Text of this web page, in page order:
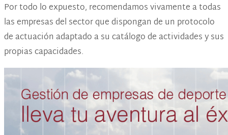
Por todo lo expuesto, recomendamos vivamente a todas
las empresas del sector que dispongan de un protocolo
de actuación adaptado a su catálogo de actividades y sus
propias capacidades.